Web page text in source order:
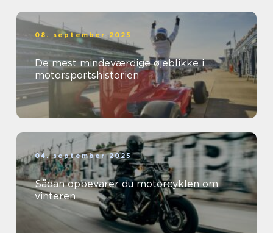
08. september 2025
De mest mindeværdige øjeblikke i
motorsportshistorien
04. september 2025
Sådan opbevarer du motorcyklen om
vinteren